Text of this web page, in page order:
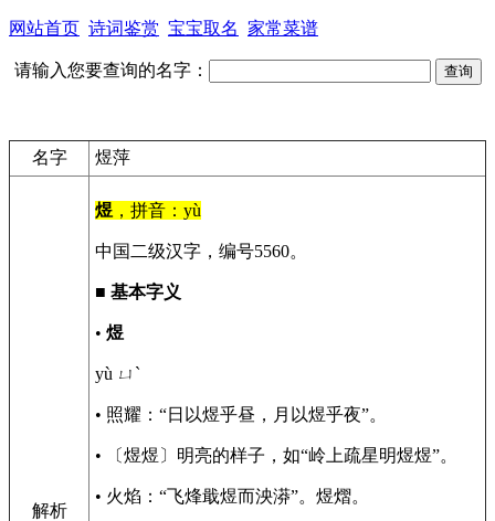
网站首页 诗词鉴赏 宝宝取名 家常菜谱
请输入您要查询的名字：
名字 煜萍
解析
煜 ，拼音：yù
中国二级汉字，编号5560。
■ 基本字义
• 煜
yù ㄩˋ
• 照耀：“日以煜乎昼，月以煜乎夜”。
• 〔煜煜〕明亮的样子，如“岭上疏星明煜煜”。
• 火焰：“飞烽戢煜而泱漭”。煜熠。